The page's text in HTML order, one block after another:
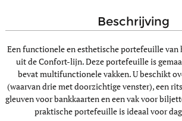
beschrijving
Een functionele en esthetische portefeuille van
uit de Confort-lijn. Deze portefeuille is
bevat multifunctionele vakken. U beschikt
(waarvan drie met doorzichtige venster), een
gleuven voor bankkaarten en een vak voor
praktische portefeuille is ideaal voor